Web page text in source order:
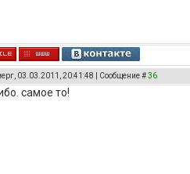
03.03.2011, 20:41:48 | Сообщение #36
самое то!